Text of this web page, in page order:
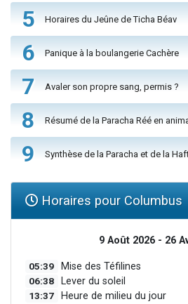
5 Horaires du Jeûne de Ticha Béav
6 Panique à la boulangerie Cachère
7 Avaler son propre sang, permis ?
8 Résumé de la Paracha Réé en
9 Synthèse de la Paracha et de la
Horaires pour Columbus
9 Août 2026 - 26
05:39 Mise des Téfilines
06:38 Lever du soleil
13:37 Heure de milieu du jour